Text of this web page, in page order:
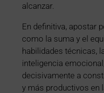
alcanzar.
En definitiva, apostar
como la suma y el
habilidades técnicas,
inteligencia
decisivamente a
y más productivos en